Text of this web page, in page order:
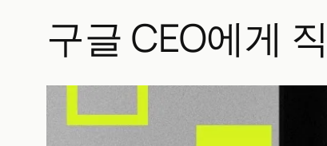
구글 CEO에게